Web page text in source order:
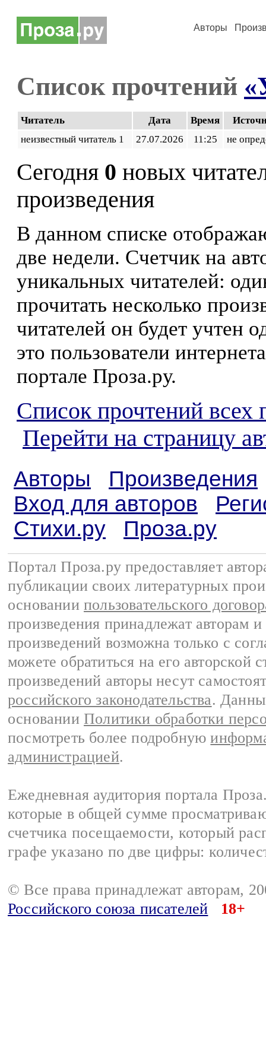
Авторы
Список прочтений
Читатель Дата Время
неизвестный читатель 1
27.07.2026 11:25 не
Сегодня 0 новых
произведения
В данном списке
две недели. Счетчик на
уникальных читателей:
прочитать несколько
читателей он будет учтен
это пользователи
портале Проза.ру.
Список прочтений всех
Перейти на страницу
Авторы
Произведения
Вход для авторов
Стихи.ру
Проза.ру
Портал Проза.ру предоставляет
публикации своих литературных
основании пользовательского
произведения принадлежат авторам
произведений возможна только с
можете обратиться на его авторской
произведений авторы несут
российского законодательства.
основании Политики обработки
посмотреть более подробную
администрацией.
Ежедневная аудитория портала
которые в общей сумме
счетчика посещаемости, который
графе указано по две цифры:
© Все права принадлежат авторам,
Российского союза писателей
18+